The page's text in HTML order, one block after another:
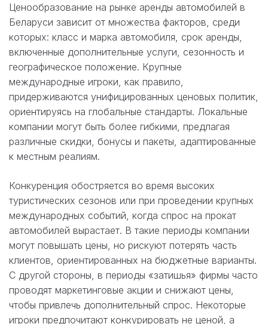
Ценообразование на рынке аренды автомобилей в
Беларуси зависит от множества факторов, среди
которых: класс и марка автомобиля, срок аренды,
включенные дополнительные услуги, сезонность и
географическое положение. Крупные
международные игроки, как правило,
придерживаются унифицированных ценовых политик,
ориентируясь на глобальные стандарты. Локальные
компании могут быть более гибкими, предлагая
различные скидки, бонусы и пакеты, адаптированные
к местным реалиям.
Конкуренция обостряется во время высоких
туристических сезонов или при проведении крупных
международных событий, когда спрос на прокат
автомобилей вырастает. В такие периоды компании
могут повышать цены, но рискуют потерять часть
клиентов, ориентированных на бюджетные варианты.
С другой стороны, в периоды «затишья» фирмы часто
проводят маркетинговые акции и снижают цены,
чтобы привлечь дополнительный спрос. Некоторые
игроки предпочитают конкурировать не ценой, а